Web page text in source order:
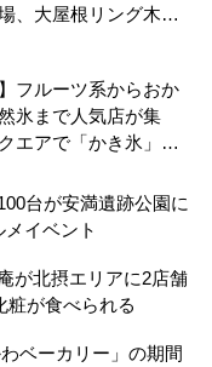
、大屋根リング木材
フルーツ系からおか
氷まで人気店が集
エアで「かき氷」祭
台が安満遺跡公園に
イベント
が北摂エリアに2店舗
粧が食べられる
ベーカリー」の期間